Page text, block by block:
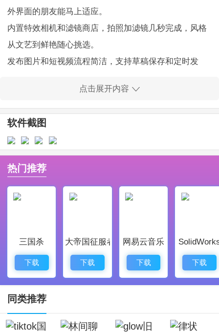
外界面的朋友能马上适应。
内置特效相机和滤镜商店，拍照加滤镜几秒完成，风格
从文艺到鲜艳随心挑选。
发布图片和短视频流程简洁，支持草稿保存和定时发
关注偶像和话题很方便，评论区互动流畅，消息提醒灵
敏，追星体验更顺手。
软件亮点
保留Reels和故事功能，短视频和临时内容都能轻松制作
和浏览，创作更自由。
海量滤镜和预设一键应用，快速调整色调和美颜，出片
效果自然不做作。
兼容主流机型并优化省流量模式，看视频更省流量，加
载速度表现稳定。
游戏优势
社交圈层多样，关注、私信和话题标签能快速找到共同
内容推荐智能，常看喜欢的创作者会被优先推送，发现
点击展开内容
软件截图
热门推荐
三国杀
下载
大帝国征服者
下载
网易云音乐
下载 下载
同类推荐